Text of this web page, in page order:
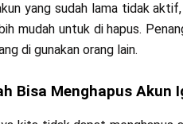
yang sudah lama tidak
mudah untuk di hapus.
di gunakan orang lain.
Bisa Menghapus Akun